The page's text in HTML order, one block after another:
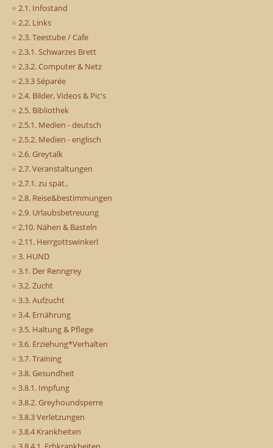
2.1. Infostand
2.2. Links
2.3. Teestube / Cafe
2.3.1. Schwarzes Brett
2.3.2. Computer & Netz
2.3.3 Séparée
2.4. Bilder, Videos & Pic's
2.5. Bibliothek
2.5.1. Medien - deutsch
2.5.2. Medien - englisch
2.6. Greytalk
2.7. Veranstaltungen
2.7.1. zu spät..
2.8. Reise&bestimmungen
2.9. Urlaubsbetreuung
2.10. Nähen & Basteln
2.11. Herrgottswinkerl
3. HUND
3.1. Der Renngrey
3.2. Zucht
3.3. Aufzucht
3.4. Ernährung
3.5. Haltung & Pflege
3.6. Erziehung*Verhalten
3.7. Training
3.8. Gesundheit
3.8.1. Impfung
3.8.2. Greyhoundsperre
3.8.3 Verletzungen
3.8.4 Krankheiten